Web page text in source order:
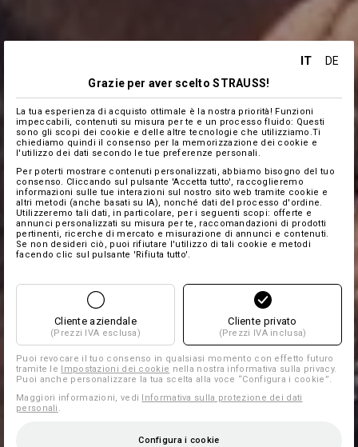
IT
DE
Grazie per aver scelto STRAUSS!
La tua esperienza di acquisto ottimale è la nostra priorità! Funzioni
impeccabili, contenuti su misura per te e un processo fluido: Questi
sono gli scopi dei cookie e delle altre tecnologie che utilizziamo.Ti
chiediamo quindi il consenso per la memorizzazione dei cookie e
l'utilizzo dei dati secondo le tue preferenze personali.
Per poterti mostrare contenuti personalizzati, abbiamo bisogno del tuo
consenso. Cliccando sul pulsante 'Accetta tutto', raccoglieremo
informazioni sulle tue interazioni sul nostro sito web tramite cookie e
altri metodi (anche basati su IA), nonché dati del processo d'ordine.
Utilizzeremo tali dati, in particolare, per i seguenti scopi: offerte e
annunci personalizzati su misura per te, raccomandazioni di prodotti
pertinenti, ricerche di mercato e misurazione di annunci e contenuti.
Se non desideri ciò, puoi rifiutare l'utilizzo di tali cookie e metodi
facendo clic sul pulsante 'Rifiuta tutto'.
Cliente aziendale
(Prezzi IVA esclusa)
Cliente privato
(Prezzi IVA inclusa)
Puoi revocare il tuo consenso in qualsiasi momento con effetto futuro
tramite le Impostazioni dei cookie nella nostra informativa sulla privacy.
Puoi anche personalizzare la tua scelta alla voce “Configura i cookie”.
Maggiori informazioni, vedi Informativa sulla protezione dei dati
personali .
Configura i cookie